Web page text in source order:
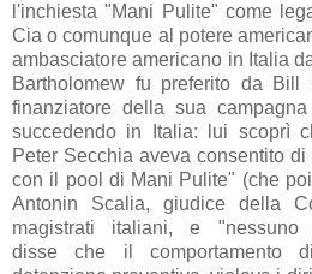
l'inchiesta "Mani Pulite" come
Cia o comunque al potere
ambasciatoreamericano in Italia
Bartholomew fu preferito da
finanziatore della sua
succedendo in Italia: lui scoprì
Peter Secchia aveva consentito di
con il pool di Mani Pulite" (che
Antonin Scalia, giudice della
magistrati italiani, e "
disseche il comportamento